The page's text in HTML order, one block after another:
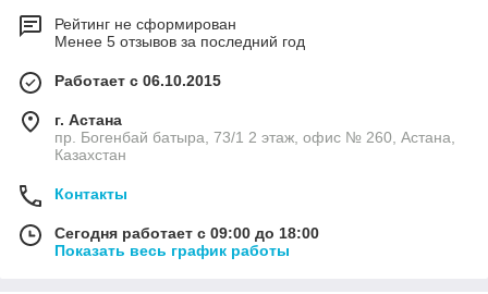
Рейтинг не сформирован
Менее 5 отзывов за последний год
Работает с 06.10.2015
г. Астана
пр. Богенбай батыра, 73/1 2 этаж, офис № 260, Астана,
Казахстан
Контакты
Сегодня работает с 09:00 до 18:00
Показать весь график работы